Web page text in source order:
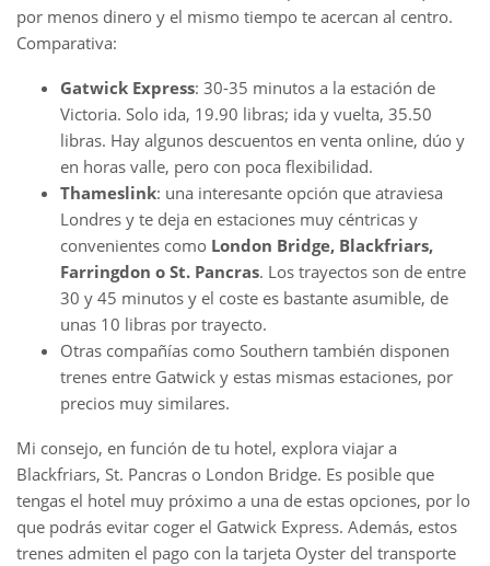
por menos dinero y el mismo tiempo te acercan al centro.
Comparativa:
Gatwick Express: 30-35 minutos a la estación de
Victoria. Solo ida, 19.90 libras; ida y vuelta, 35.50
libras. Hay algunos descuentos en venta online, dúo y
en horas valle, pero con poca flexibilidad.
Thameslink: una interesante opción que atraviesa
Londres y te deja en estaciones muy céntricas y
convenientes como London Bridge, Blackfriars,
Farringdon o St. Pancras. Los trayectos son de entre
30 y 45 minutos y el coste es bastante asumible, de
unas 10 libras por trayecto.
Otras compañías como Southern también disponen
trenes entre Gatwick y estas mismas estaciones, por
precios muy similares.
Mi consejo, en función de tu hotel, explora viajar a
Blackfriars, St. Pancras o London Bridge. Es posible que
tengas el hotel muy próximo a una de estas opciones, por lo
que podrás evitar coger el Gatwick Express. Además, estos
trenes admiten el pago con la tarjeta Oyster del transporte